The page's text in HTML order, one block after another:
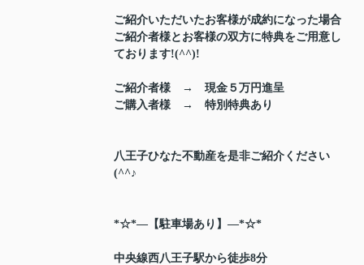
ご紹介いただいたお客様が成約になった場合
ご紹介者様とお客様の双方に特典をご用意し
ております!(^^)!
ご紹介者様 → 現金５万円進呈
ご購入者様 → 特別特典あり
八王子ひなた不動産を是非ご紹介ください
(^^♪
*☆*―【駐車場あり】―*☆*
中央線西八王子駅から徒歩8分